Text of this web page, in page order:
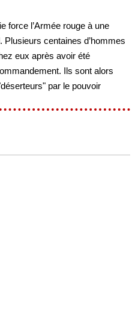
force l’Armée rouge à une
centaines d’hommes
eux après avoir été
Ils sont alors
par le pouvoir